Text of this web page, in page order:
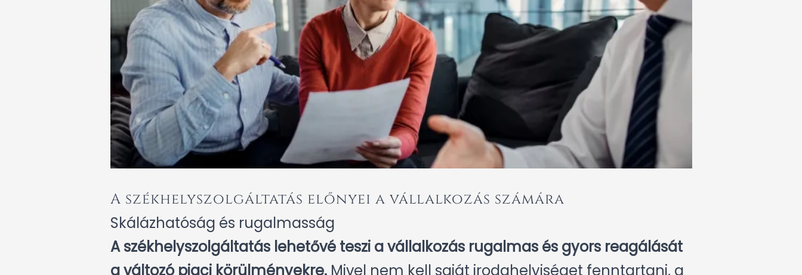
A székhelyszolgáltatás előnyei a vállalkozás számára
Skálázhatóság és rugalmasság
A székhelyszolgáltatás lehetővé teszi a vállalkozás rugalmas és gyors reagálását
a változó piaci körülményekre.Mivel nem kell saját irodahelyiséget fenntartani, a